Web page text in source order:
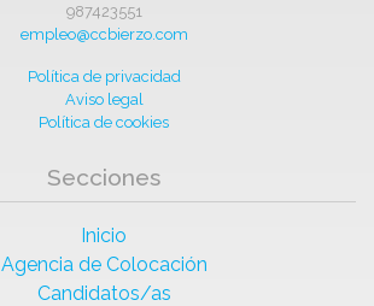
987423551
empleo@ccbierzo.com
Política de privacidad
Aviso legal
Política de cookies
Secciones
Inicio
Agencia de Colocación
Candidatos/as